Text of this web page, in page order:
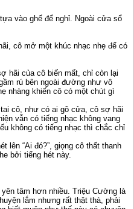
vào ghế để nghỉ. Ngoài cửa sổ
cô mở một khúc nhạc nhẹ để có
hãi của cô biến mất, chỉ còn lại
rú bên ngoài đường như vô
nhàng khiến cô có một chút gì
cô, như có ai gõ cửa, cô sợ hãi
vẫn có tiếng nhạc không vang
không có tiếng nhạc thì chắc chỉ
lên “Ai đó?”, giọng cô thất thanh
bởi tiếng hét này.
tâm hơn nhiều. Triệu Cường là
lắm nhưng rất thật thà, phải